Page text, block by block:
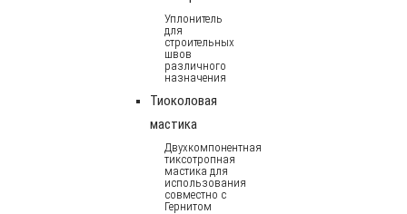
Уплонитель
для
строительных
швов
различного
назначения
Тиоколовая
мастика
Двухкомпонентная
тиксотропная
мастика для
использования
совместно с
Гернитом